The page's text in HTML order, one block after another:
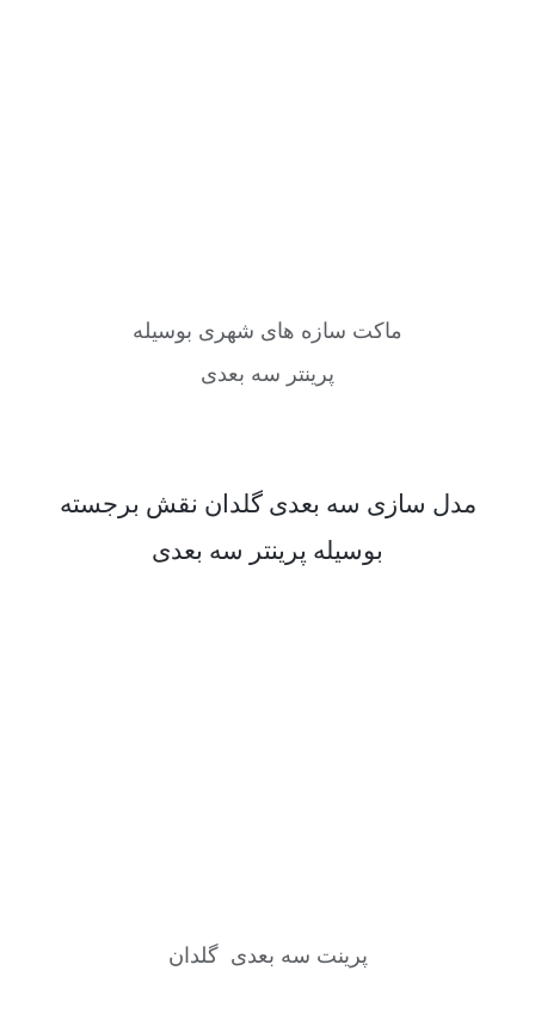
ماکت سازه های شهری بوسیله
پرینتر سه بعدی
مدل سازی سه بعدی گلدان نقش برجسته
بوسیله پرینتر سه بعدی
پرینت سه بعدی گلدان